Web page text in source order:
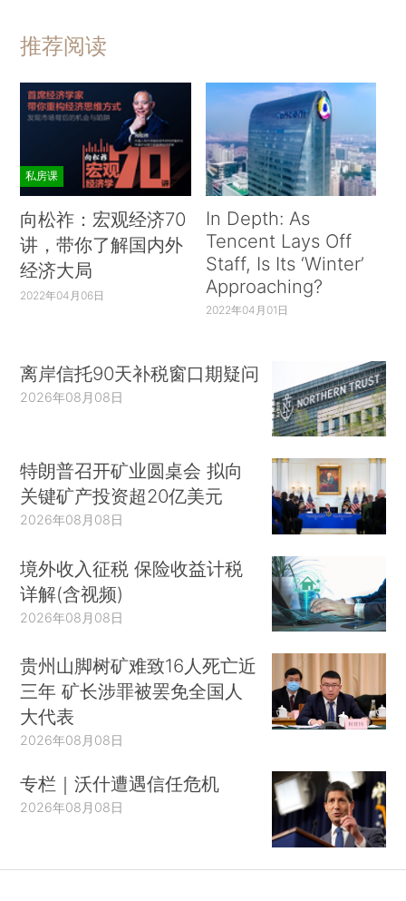
推荐阅读
私房课
向松祚：宏观经济70
讲，带你了解国内外
经济大局
2022年04月06日
In Depth: As
Tencent Lays Off
Staff, Is Its ‘Winter’
Approaching?
2022年04月01日
离岸信托90天补税窗口期疑问
2026年08月08日
特朗普召开矿业圆桌会 拟向
关键矿产投资超20亿美元
2026年08月08日
境外收入征税 保险收益计税
详解(含视频)
2026年08月08日
贵州山脚树矿难致16人死亡近
三年 矿长涉罪被罢免全国人
大代表
2026年08月08日
专栏｜沃什遭遇信任危机
2026年08月08日